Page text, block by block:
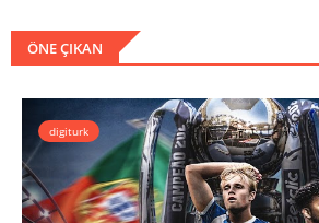
ÖNE ÇIKAN
digiturk